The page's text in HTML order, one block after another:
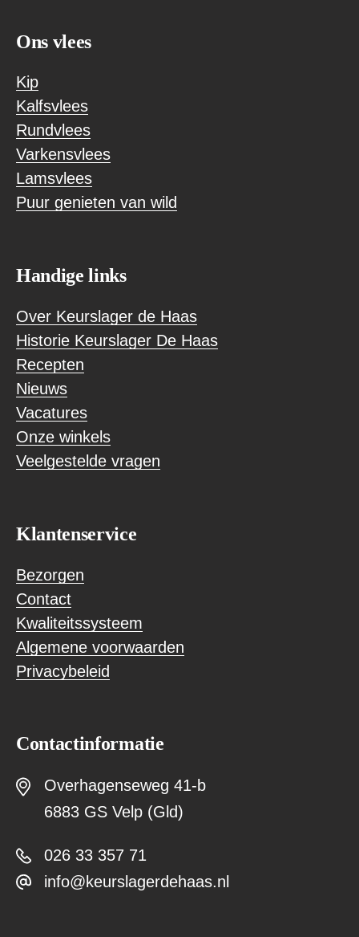
Ons vlees
Kip
Kalfsvlees
Rundvlees
Varkensvlees
Lamsvlees
Puur genieten van wild
Handige links
Over Keurslager de Haas
Historie Keurslager De Haas
Recepten
Nieuws
Vacatures
Onze winkels
Veelgestelde vragen
Klantenservice
Bezorgen
Contact
Kwaliteitssysteem
Algemene voorwaarden
Privacybeleid
Contactinformatie
Overhagenseweg 41-b
6883 GS Velp (Gld)
026 33 357 71
info@keurslagerdehaas.nl